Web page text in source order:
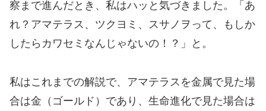
察まで進んだとき、私はハッと気づきました。「あ
れ？アマテラス、ツクヨミ、スサノヲって、もしか
したらカワセミなんじゃないの！？」と。
私はこれまでの解説で、アマテラスを金属で見た場
合は金（ゴールド）であり、生命進化で見た場合は